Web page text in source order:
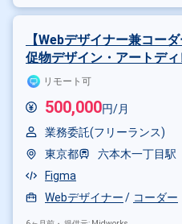
【Webデザイナー兼コー
促物デザイン・アートデ
リモート可
500,000円/月
業務委託(フリーランス)
東京都
六本木一丁目駅
Figma
Webデザイナー
コーダー